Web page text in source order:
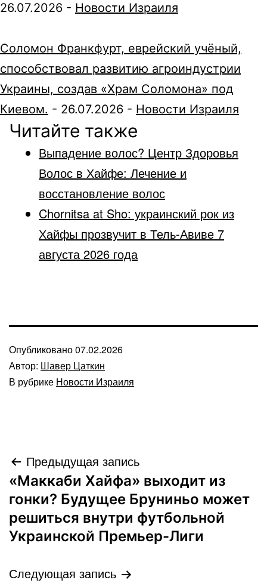
26.07.2026 - Новости Израиля
Соломон Франкфурт, еврейский учёный,
способствовал развитию агроиндустрии
Украины, создав «Храм Соломона» под
Киевом. - 26.07.2026 - Новости Израиля
Читайте также
Выпадение волос? Центр Здоровья
Волос в Хайфе: Лечение и
восстановление волос
Chornitsa at Sho: украинский рок из
Хайфы прозвучит в Тель-Авиве 7
августа 2026 года
Опубликовано07.02.2026
Автор: Шавер Цаткин
В рубрике Новости Израиля
Навигация
по
записям
Предыдущая запись
«Маккаби Хайфа» выходит из
гонки? Будущее Бруниньо может
решиться внутри футбольной
Украинской Премьер-Лиги
Следующая запись